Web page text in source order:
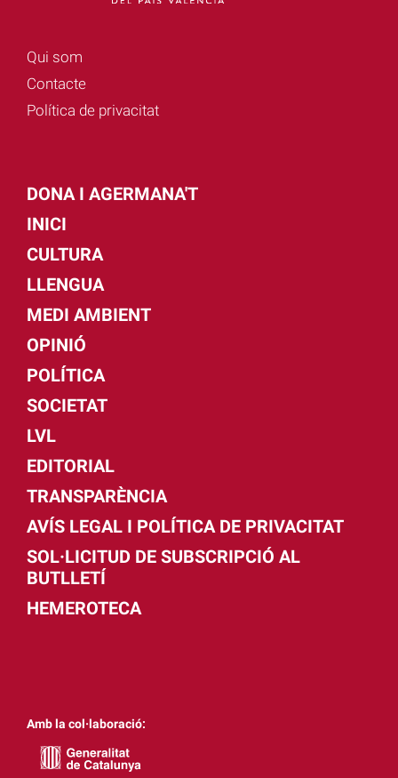
Qui som
Contacte
Política de privacitat
DONA I AGERMANA'T
INICI
CULTURA
LLENGUA
MEDI AMBIENT
OPINIÓ
POLÍTICA
SOCIETAT
LVL
EDITORIAL
TRANSPARÈNCIA
AVÍS LEGAL I POLÍTICA DE PRIVACITAT
SOL·LICITUD DE SUBSCRIPCIÓ AL
BUTLLETÍ
HEMEROTECA
Amb la col·laboració: